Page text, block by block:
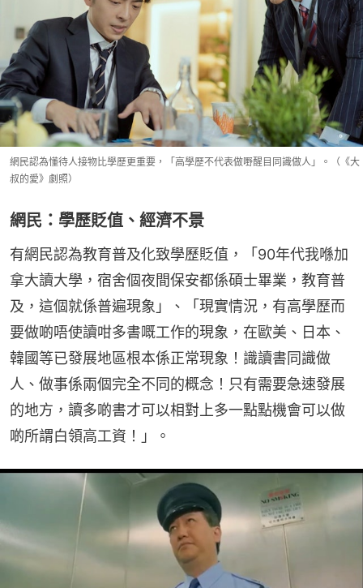
網民認為懂待人接物比學歷更重要，「高學歷不代表做嘢醒目同識做人」。（《大
叔的愛》劇照）
網民：學歷貶值、經濟不景
有網民認為教育普及化致學歷貶值，「90年代我喺加
拿大讀大學，宿舍個夜間保安都係碩士畢業，教育普
及，這個就係普遍現象」、「現實情況，有高學歷而
要做啲唔使讀咁多書嘅工作的現象，在歐美、日本、
韓國等已發展地區根本係正常現象！識讀書同識做
人、做事係兩個完全不同的概念！只有需要急速發展
的地方，讀多啲書才可以相對上多一點點機會可以做
啲所謂白領高工資！」。